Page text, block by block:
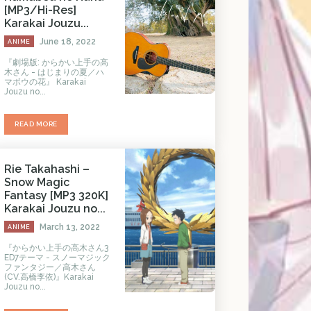
[MP3/Hi-Res]
Karakai Jouzu...
ANIME June 18, 2022
『劇場版: からかい上手の高
木さん - はじまりの夏／ハ
マボウの花』 Karakai
Jouzu no...
READ MORE
Rie Takahashi –
Snow Magic
Fantasy [MP3 320K]
Karakai Jouzu no...
ANIME March 13, 2022
『からかい上手の高木さん3
ED7テーマ - スノーマジック
ファンタジー／高木さん
(CV.高橋李依)』Karakai
Jouzu no...